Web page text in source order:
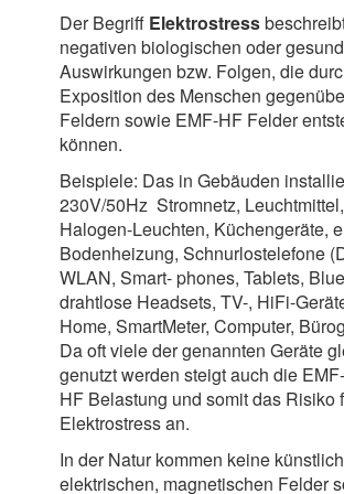
Der Begriff Elektrostress
negativen biologischen oder
Auswirkungen bzw. Folgen, die
Exposition des Menschen
Feldern sowie EMF-HF Felder
können.
Beispiele: Das in Gebäuden
230V/50Hz Stromnetz,
Halogen-Leuchten, Küchengeräte,
Bodenheizung, Schnurlostelefone
WLAN, Smart- phones, Tablets,
drahtlose Headsets, TV-, HiFi-
Home, SmartMeter, Computer,
Da oft viele der genannten Geräte
genutzt werden steigt auch die
HF Belastung und somit das Risiko
Elektrostress an.
In der Natur kommen keine
elektrischen, magnetischen Felder